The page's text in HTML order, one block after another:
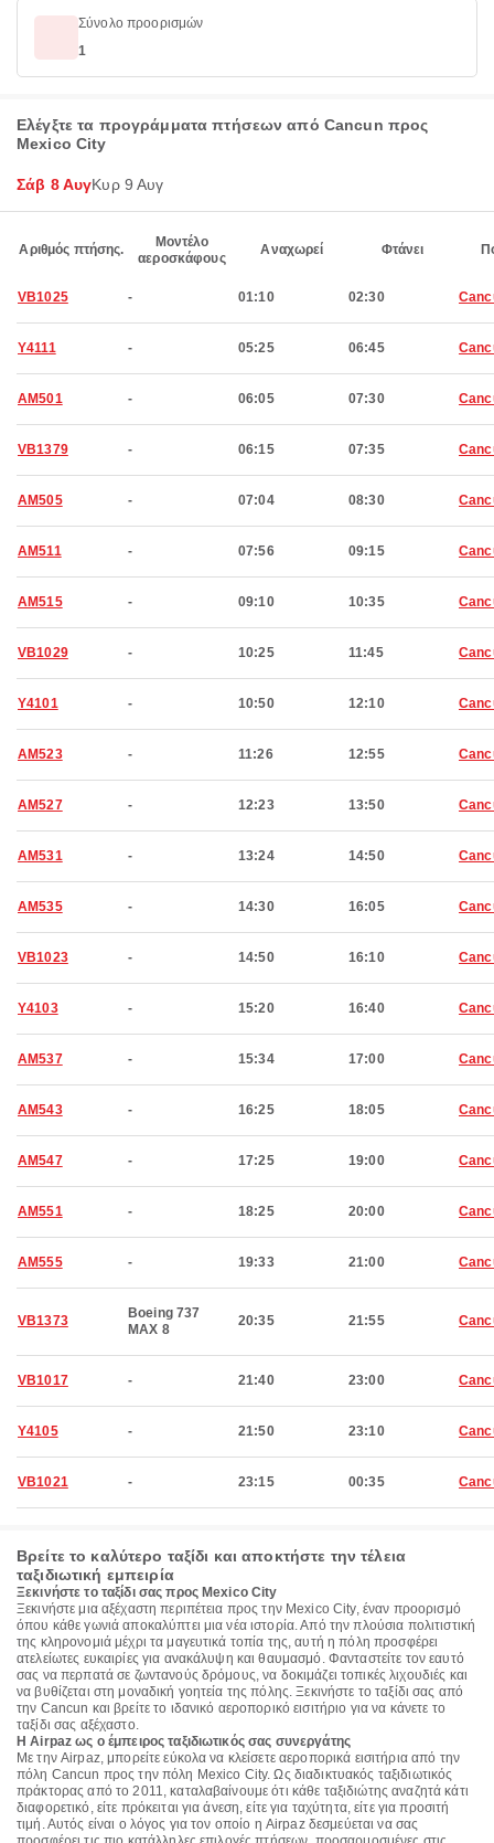
Σύνολο προορισμών
1
Ελέγξτε τα προγράμματα πτήσεων από Cancun προς
Mexico City
Σάβ 8 ΑυγΚυρ 9 Αυγ
Αριθμός πτήσης.
Μοντέλο
αεροσκάφους
Αναχωρεί Φτάνει
VB1025 - 01:10 02:30
Y4111 - 05:25 06:45
AM501 - 06:05 07:30
VB1379 - 06:15 07:35
AM505 - 07:04 08:30
AM511 - 07:56 09:15
AM515 - 09:10 10:35
VB1029 - 10:25 11:45
Y4101 - 10:50 12:10
AM523 - 11:26 12:55
AM527 - 12:23 13:50
AM531 - 13:24 14:50
AM535 - 14:30 16:05
VB1023 - 14:50 16:10
Y4103 - 15:20 16:40
AM537 - 15:34 17:00
AM543 - 16:25 18:05
AM547 - 17:25 19:00
AM551 - 18:25 20:00
AM555 - 19:33 21:00
VB1373
Boeing 737
MAX 8
20:35 21:55
VB1017 - 21:40 23:00
Y4105 - 21:50 23:10
VB1021 - 23:15 00:35
Βρείτε το καλύτερο ταξίδι και αποκτήστε την τέλεια
ταξιδιωτική εμπειρία
Ξεκινήστε το ταξίδι σας προς Mexico City
Ξεκινήστε μια αξέχαστη περιπέτεια προς την Mexico City, έναν προορισμό
όπου κάθε γωνιά αποκαλύπτει μια νέα ιστορία. Από την πλούσια πολιτιστική
της κληρονομιά μέχρι τα μαγευτικά τοπία της, αυτή η πόλη προσφέρει
ατελείωτες ευκαιρίες για ανακάλυψη και θαυμασμό. Φανταστείτε τον εαυτό
σας να περπατά σε ζωντανούς δρόμους, να δοκιμάζει τοπικές λιχουδιές και
να βυθίζεται στη μοναδική γοητεία της πόλης. Ξεκινήστε το ταξίδι σας από
την Cancun και βρείτε το ιδανικό αεροπορικό εισιτήριο για να κάνετε το
ταξίδι σας αξέχαστο.
Η Airpaz ως ο έμπειρος ταξιδιωτικός σας συνεργάτης
Με την Airpaz, μπορείτε εύκολα να κλείσετε αεροπορικά εισιτήρια από την
πόλη Cancun προς την πόλη Mexico City. Ως διαδικτυακός ταξιδιωτικός
πράκτορας από το 2011, καταλαβαίνουμε ότι κάθε ταξιδιώτης αναζητά κάτι
διαφορετικό, είτε πρόκειται για άνεση, είτε για ταχύτητα, είτε για προσιτή
τιμή. Αυτός είναι ο λόγος για τον οποίο η Airpaz δεσμεύεται να σας